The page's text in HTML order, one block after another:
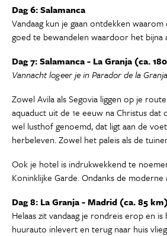
Dag 6: Salamanca
Vandaag kun je gaan ontdekken
goed te bewandelen waardoor het bijna
Dag 7: Salamanca - La Granja (ca.
Vannacht logeer je in Parador de la
Zowel Avila als Segovia liggen op je
aquaduct uit de 1e eeuw na Christus
wel lusthof genoemd, dat ligt aan de
herbeleven. Zowel het paleis als de
Ook je hotel is indrukwekkend te
Koninklijke Garde. Ondanks de
Dag 8: La Granja - Madrid (ca. 85 km)
Helaas zit vandaag je rondreis erop en
huurauto inlevert en terug naar huis